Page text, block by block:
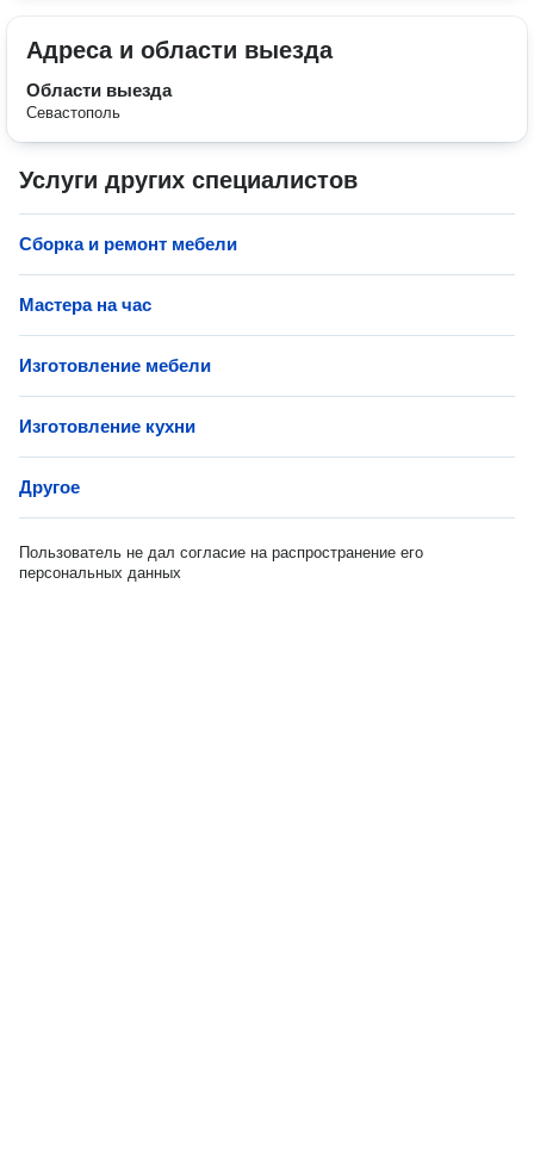
Адреса и области выезда
Области выезда
Севастополь
Услуги других специалистов
Сборка и ремонт мебели
Мастера на час
Изготовление мебели
Изготовление кухни
Другое
Пользователь не дал согласие на распространение его
персональных данных